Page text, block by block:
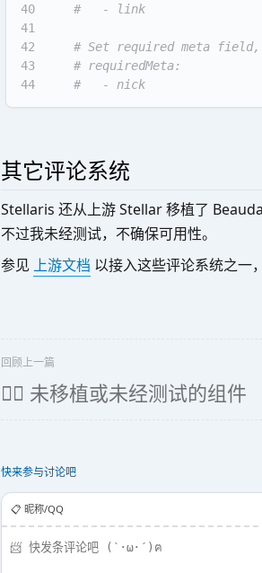
40
41
42
43
44
#   - link
# Set required meta
# requiredMeta:
#   - nick
其它评论系统
Stellaris 还从上游 Stellar 移植了
不过我未经测试，不确保可用性。
参见 上游文档 以接入这些评论系统之一
回顾上一篇
😶‍🌫️ 未移植或未经测试的组件
快来参与讨论吧
📋️ 昵称/QQ